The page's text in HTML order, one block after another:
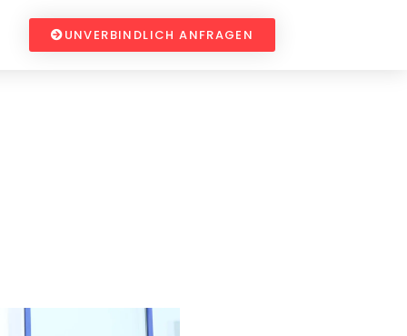
UNVERBINDLICH ANFRAGEN